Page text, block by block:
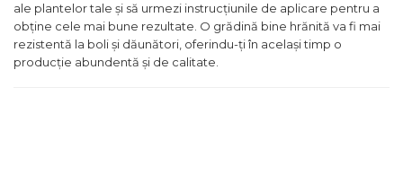
ale plantelor tale și să urmezi instrucțiunile de aplicare pentru a
obține cele mai bune rezultate. O grădină bine hrănită va fi mai
rezistentă la boli și dăunători, oferindu-ți în același timp o
producție abundentă și de calitate.